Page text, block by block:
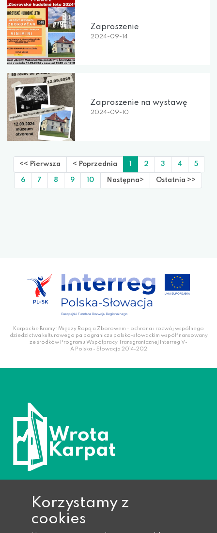
Zaproszenie
2024-09-14
Zaproszenie na wystawę
2024-09-10
<< Pierwsza < Poprzednia 2 3 4 5
6 7 8 9 10 Następna> Ostatnia >>
Karpackie Bramy: Między Ropą a Zborowem - ochrona i rozwój wspólnego
dziedzictwa kulturowego pa pograniczu polsko-słowackim współfinansowany
ze środków Programu Współpracy Transgranicznej Interreg V-
A Polska - Słowacja 2014-202
Korzystamy z
cookies